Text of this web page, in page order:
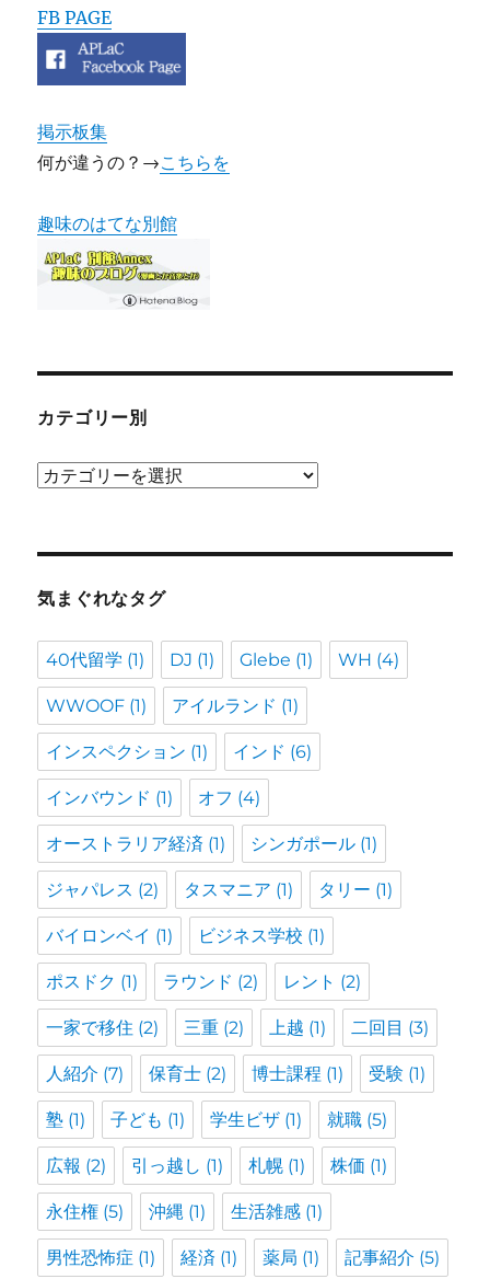
FB PAGE
掲示板集
何が違うの？→こちらを
趣味のはてな別館
カテゴリー別
カ
ー
気まぐれなタグ
40代留学 (1) DJ (1) Glebe (1) WH (4)
WWOOF (1) アイルランド (1)
インスペクション (1) インド (6)
インバウンド (1) オフ (4)
オーストラリア経済 (1) シンガポール (1)
ジャパレス (2) タスマニア (1) タリー (1)
バイロンベイ (1) ビジネス学校 (1)
ポスドク (1) ラウンド (2) レント (2)
一家で移住 (2) 三重 (2) 上越 (1) 二回目 (3)
人紹介 (7) 保育士 (2) 博士課程 (1) 受験 (1)
塾 (1) 子ども (1) 学生ビザ (1) 就職 (5)
広報 (2) 引っ越し (1) 札幌 (1) 株価 (1)
永住権 (5) 沖縄 (1) 生活雑感 (1)
男性恐怖症 (1) 経済 (1) 薬局 (1) 記事紹介 (5)